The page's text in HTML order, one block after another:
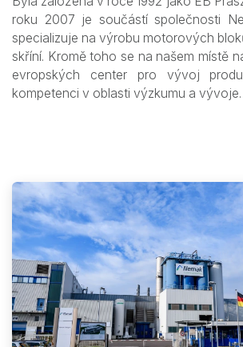
roku 2007 je součástí společnosti
specializuje na výrobu motorových
skříní. Kromě toho se na našem místě
evropských center pro vývoj
kompetenci v oblasti výzkumu a vývoje.